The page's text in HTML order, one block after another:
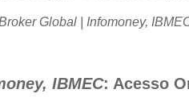
Global | Infomoney,
IBMEC: Acesso